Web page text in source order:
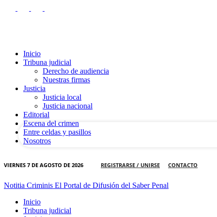
Inicio
Tribuna judicial
Derecho de audiencia
Nuestras firmas
Justicia
Justicia local
Justicia nacional
Editorial
Escena del crimen
Entre celdas y pasillos
Nosotros
tu contraseña
VIERNES 7 DE AGOSTO DE 2026 REGISTRARSE / UNIRSE CONTACTO
Notitia Criminis El Portal de Difusión del Saber Penal
Inicio
Tribuna judicial